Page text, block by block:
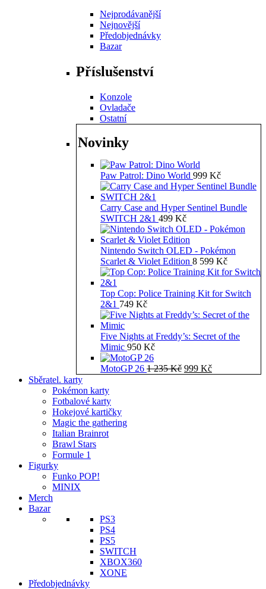
Nejprodávanější
Nejnovější
Předobjednávky
Bazar
Příslušenství
Konzole
Ovladače
Ostatní
Novinky
Paw Patrol: Dino World 999 Kč
Carry Case and Hyper Sentinel Bundle
SWITCH 2&1 499 Kč
Nintendo Switch OLED - Pokémon
Scarlet & Violet Edition 8 599 Kč
Top Cop: Police Training Kit for Switch
2&1 749 Kč
Five Nights at Freddy’s: Secret of the
Mimic 950 Kč
MotoGP 26 1 235Kč Původní
999 KčAktuální
Sběratel. karty
Pokémon karty
Fotbalové karty
Hokejové kartičky
Magic the gathering
Italian Brainrot
Brawl Stars
Formule 1
Figurky
Funko POP!
MINIX
Merch
Bazar
PS3
PS4
PS5
SWITCH
XBOX360
XONE
Předobjednávky